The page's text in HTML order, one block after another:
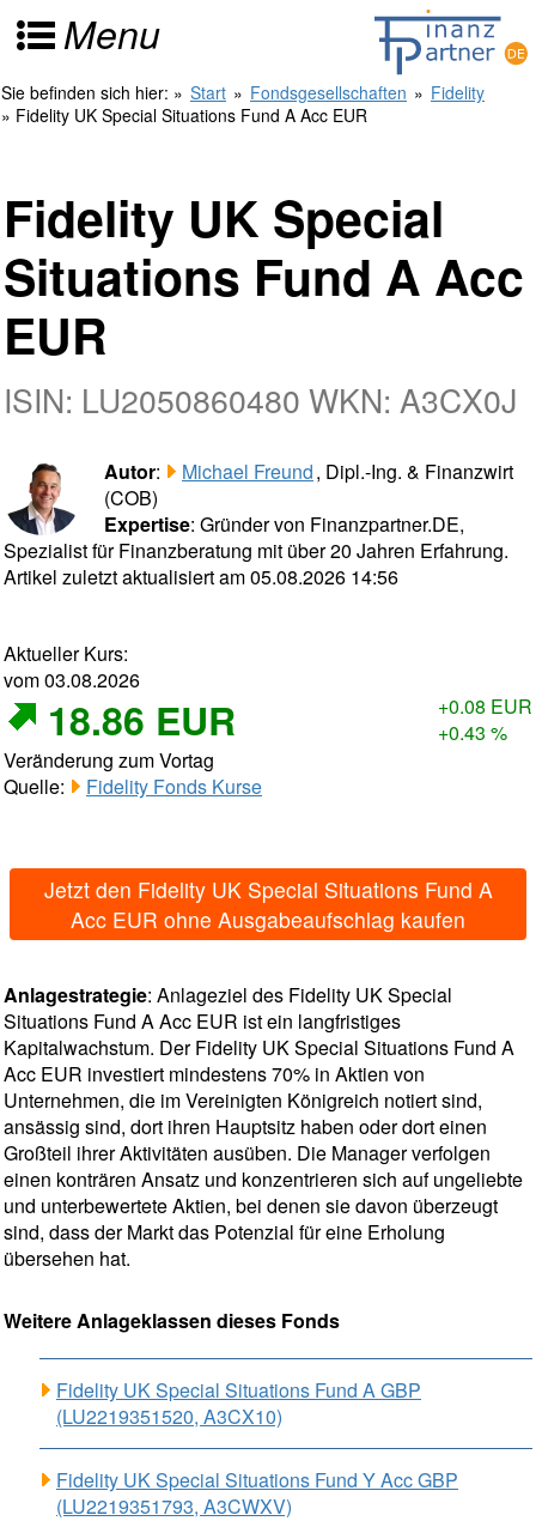
Menu
Sie befinden sich hier: » Start » Fondsgesellschaften » Fidelity
» Fidelity UK Special Situations Fund A Acc EUR
Fidelity UK Special
Situations Fund A Acc
EUR
ISIN: LU2050860480 WKN: A3CX0J
Autor: Michael Freund, Dipl.-Ing. & Finanzwirt
(COB)
Expertise: Gründer von Finanzpartner.DE,
Spezialist für Finanzberatung mit über 20 Jahren Erfahrung.
Artikel zuletzt aktualisiert am 05.08.2026 14:56
Aktueller Kurs:
vom 03.08.2026
18.86 EUR
+0.08 EUR
+0.43 %
Veränderung zum Vortag
Quelle:
Fidelity Fonds Kurse
Jetzt den Fidelity UK Special Situations Fund A
Acc EUR ohne Ausgabeaufschlag kaufen
Anlagestrategie: Anlageziel des Fidelity UK Special
Situations Fund A Acc EUR ist ein langfristiges
Kapitalwachstum. Der Fidelity UK Special Situations Fund A
Acc EUR investiert mindestens 70% in Aktien von
Unternehmen, die im Vereinigten Königreich notiert sind,
ansässig sind, dort ihren Hauptsitz haben oder dort einen
Großteil ihrer Aktivitäten ausüben. Die Manager verfolgen
einen konträren Ansatz und konzentrieren sich auf ungeliebte
und unterbewertete Aktien, bei denen sie davon überzeugt
sind, dass der Markt das Potenzial für eine Erholung
übersehen hat.
Weitere Anlageklassen dieses Fonds
Fidelity UK Special Situations Fund A GBP
(LU2219351520, A3CX10)
Fidelity UK Special Situations Fund Y Acc GBP
(LU2219351793, A3CWXV)